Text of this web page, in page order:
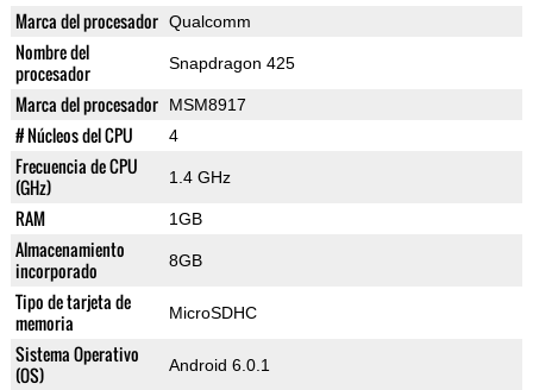
Marca del procesador Qualcomm
Nombre del
procesador
Snapdragon 425
Marca del procesador MSM8917
# Núcleos del CPU 4
Frecuencia de CPU
(GHz)
1.4 GHz
RAM 1GB
Almacenamiento
incorporado
8GB
Tipo de tarjeta de
memoria
MicroSDHC
Sistema Operativo
(OS)
Android 6.0.1